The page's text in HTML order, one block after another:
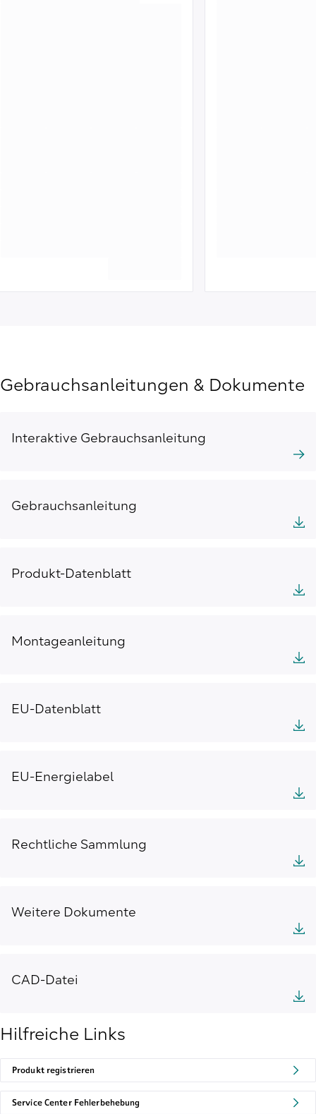
Gebrauchsanleitungen & Dokumente
Interaktive Gebrauchsanleitung
Gebrauchsanleitung
Produkt-Datenblatt
Montageanleitung
EU-Datenblatt
EU-Energielabel
Rechtliche Sammlung
Weitere Dokumente
CAD-Datei
Hilfreiche Links
Produkt registrieren
Service Center Fehlerbehebung